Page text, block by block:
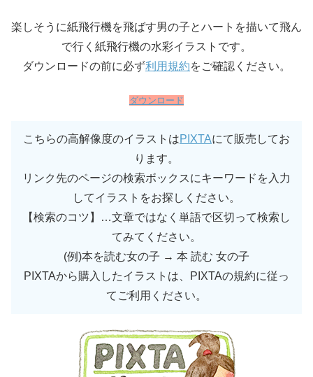
楽しそうに紙飛行機を飛ばす男の子とハートを描いて飛ん
で行く紙飛行機の水彩イラストです。
ダウンロードの前に必ず利用規約をご確認ください。
ダウンロード
こちらの高解像度のイラストはPIXTAにて販売してお
ります。
リンク先のページの検索ボックスにキーワードを入力
してイラストをお探しください。
【検索のコツ】…文章ではなく単語で区切って検索し
てみてください。
(例)本を読む女の子 → 本 読む 女の子
PIXTAから購入したイラストは、PIXTAの規約に従っ
てご利用ください。